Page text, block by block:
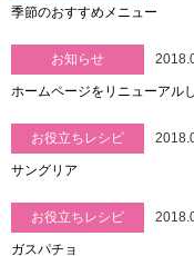
季節のおすすめメニュー
お知らせ
ホームページをリニューアル
お役立ちレシピ
サングリア
お役立ちレシピ
ガスパチョ